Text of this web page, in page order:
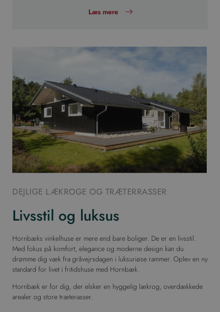
Læs mere
DEJLIGE LÆKROGE OG TRÆTERRASSER
Livsstil og luksus
Hornbæks vinkelhuse er mere end bare boliger. De er en livsstil.
Med fokus på komfort, elegance og moderne design kan du
drømme dig væk fra gråvejrsdagen i luksuriøse rammer. Oplev en ny
standard for livet i fritidshuse med Hornbæk.
Hornbæk er for dig, der elsker en hyggelig lækrog, overdækkede
arealer og store træterasser.